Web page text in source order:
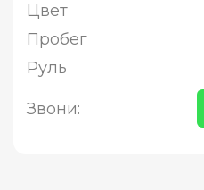
Цвет
Пробег
Руль
Звони: